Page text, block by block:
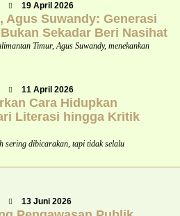
19 April 2026
Agus Suwandy: Generasi
Sekadar Beri Nasihat
Timur, Agus Suwandy, menekankan
11 April 2026
Cara Hidupkan
Literasi hingga Kritik
dibicarakan, tapi tidak selalu
13 Juni 2026